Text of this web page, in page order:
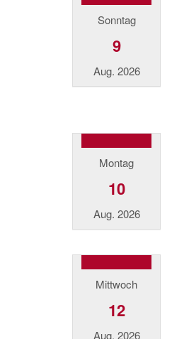
Sonntag
9
Aug. 2026
Montag
10
Aug. 2026
Mittwoch
12
Aug. 2026